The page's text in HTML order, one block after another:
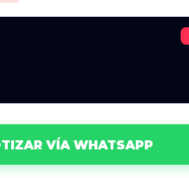
VÍA WHATSAPP